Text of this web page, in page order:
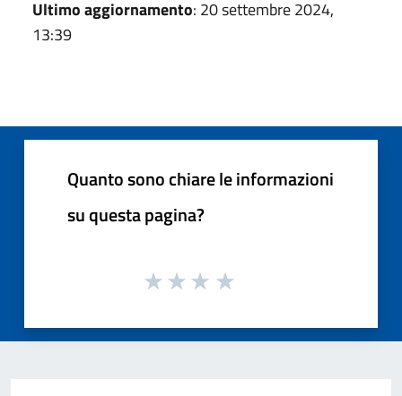
Ultimo aggiornamento: 20 settembre 2024,
13:39
Quanto sono chiare le informazioni
su questa pagina?